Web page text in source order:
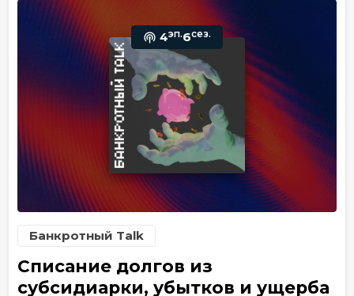
4эп.6сез.
Банкротный Talk
Списание долгов из
субсидиарки, убытков и ущерба